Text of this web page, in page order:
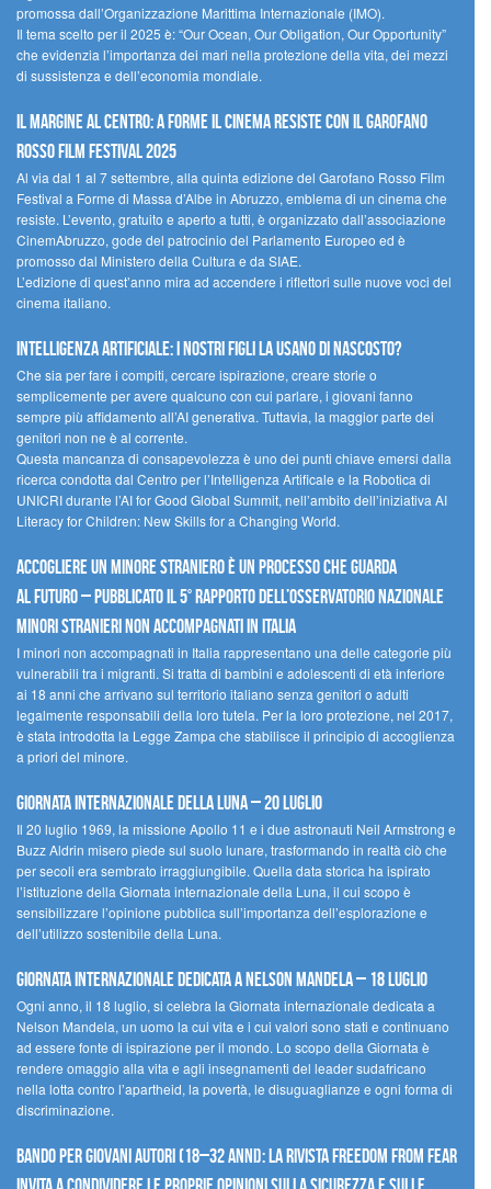
promossa dall’Organizzazione Marittima Internazionale (IMO).
Il tema scelto per il 2025 è: “Our Ocean, Our Obligation, Our Opportunity”
che evidenzia l’importanza dei mari nella protezione della vita, dei mezzi
di sussistenza e dell’economia mondiale.
Il margine al centro: a Forme il cinema resiste con il Garofano
Rosso Film Festival 2025
Al via dal 1 al 7 settembre, alla quinta edizione del Garofano Rosso Film
Festival a Forme di Massa d’Albe in Abruzzo, emblema di un cinema che
resiste. L’evento, gratuito e aperto a tutti, è organizzato dall’associazione
CinemAbruzzo, gode del patrocinio del Parlamento Europeo ed è
promosso dal Ministero della Cultura e da SIAE.
L’edizione di quest’anno mira ad accendere i riflettori sulle nuove voci del
cinema italiano.
Intelligenza artificiale: i nostri figli la usano di nascosto?
Che sia per fare i compiti, cercare ispirazione, creare storie o
semplicemente per avere qualcuno con cui parlare, i giovani fanno
sempre più affidamento all’AI generativa. Tuttavia, la maggior parte dei
genitori non ne è al corrente.
Questa mancanza di consapevolezza è uno dei punti chiave emersi dalla
ricerca condotta dal Centro per l’Intelligenza Artificale e la Robotica di
UNICRI durante l’AI for Good Global Summit, nell’ambito dell’iniziativa AI
Literacy for Children: New Skills for a Changing World.
Accogliere un minore straniero è un processo che guarda
al futuro – Pubblicato il 5° rapporto dell’Osservatorio Nazionale
Minori Stranieri Non Accompagnati in Italia
I minori non accompagnati in Italia rappresentano una delle categorie più
vulnerabili tra i migranti. Si tratta di bambini e adolescenti di età inferiore
ai 18 anni che arrivano sul territorio italiano senza genitori o adulti
legalmente responsabili della loro tutela. Per la loro protezione, nel 2017,
è stata introdotta la Legge Zampa che stabilisce il principio di accoglienza
a priori del minore.
Giornata Internazionale della Luna – 20 luglio
Il 20 luglio 1969, la missione Apollo 11 e i due astronauti Neil Armstrong e
Buzz Aldrin misero piede sul suolo lunare, trasformando in realtà ciò che
per secoli era sembrato irraggiungibile. Quella data storica ha ispirato
l’istituzione della Giornata internazionale della Luna, il cui scopo è
sensibilizzare l’opinione pubblica sull’importanza dell’esplorazione e
dell’utilizzo sostenibile della Luna.
Giornata internazionale dedicata a Nelson Mandela – 18 luglio
Ogni anno, il 18 luglio, si celebra la Giornata internazionale dedicata a
Nelson Mandela, un uomo la cui vita e i cui valori sono stati e continuano
ad essere fonte di ispirazione per il mondo. Lo scopo della Giornata è
rendere omaggio alla vita e agli insegnamenti del leader sudafricano
nella lotta contro l’apartheid, la povertà, le disuguaglianze e ogni forma di
discriminazione.
Bando per giovani autori (18–32 anni): la Rivista Freedom From Fear